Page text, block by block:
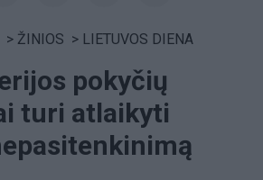
> ŽINIOS > LIETUVOS DIENA
pokyčių
turi atlaikyti